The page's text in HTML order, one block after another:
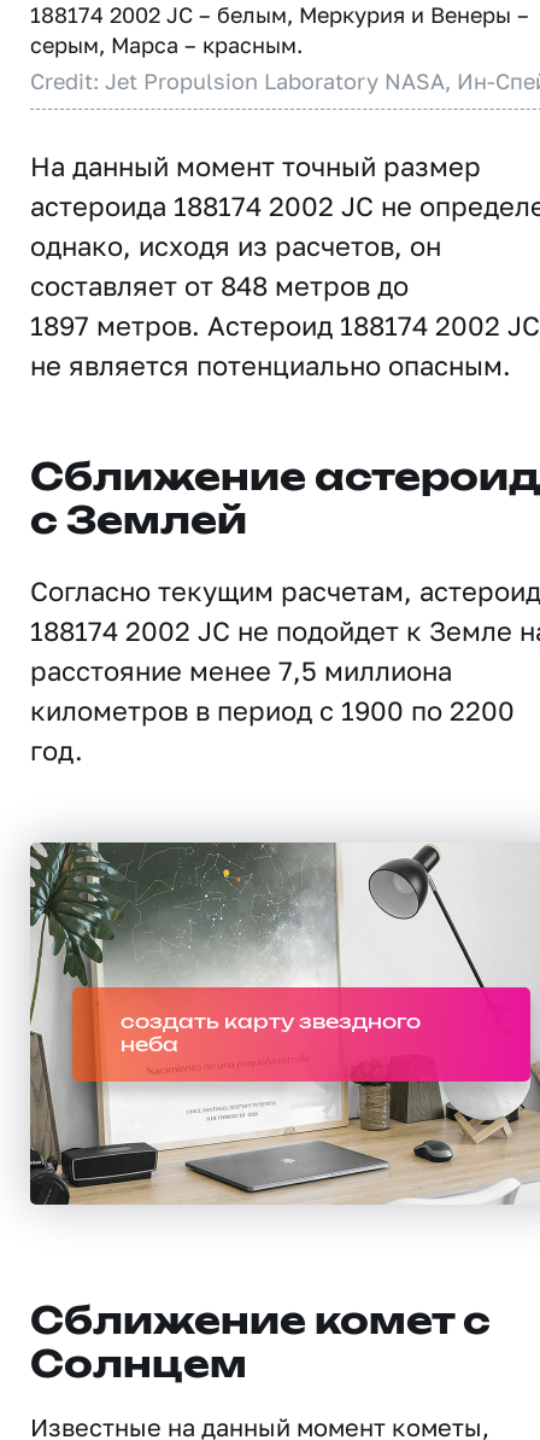
188174 2002 JC – белым, Меркурия и Венеры –
серым, Марса – красным.
Credit: Jet Propulsion Laboratory NASA, Ин-
На данный момент точный размер
астероида 188174 2002 JC не
однако, исходя из расчетов, он
составляет от 848 метров до
1897 метров. Астероид 188174 2002 JC
не является потенциально опасным.
Сближение
с Землей
Согласно текущим расчетам, астероид
188174 2002 JC не подойдет к Земле
расстояние менее 7,5 миллиона
километров в период с 1900 по 2200
год.
создать карту звездного
неба
Сближение комет с
Солнцем
Известные на данный момент кометы,